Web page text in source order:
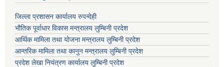
जिल्ला प्रशासन कार्यालय रुपन्देही
भौतिक पूर्वाधार विकास मन्त्रालय लुम्बिनी प्रदेश
आर्थिक मामिला तथा योजना मन्त्रालय लुम्बिनी प्रदेश
आन्तरिक मामिला तथा कानुन मन्त्रालय लुम्बिनी प्रदेश
प्रदेश लेखा नियंत्रण कार्यालय लुम्बिनी प्रदेश